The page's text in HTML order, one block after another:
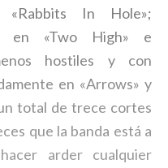
In Hole»;
en «Two High» e
hostiles y con
en «Arrows» y
total de trece cortes
que la banda está a
arder cualquier